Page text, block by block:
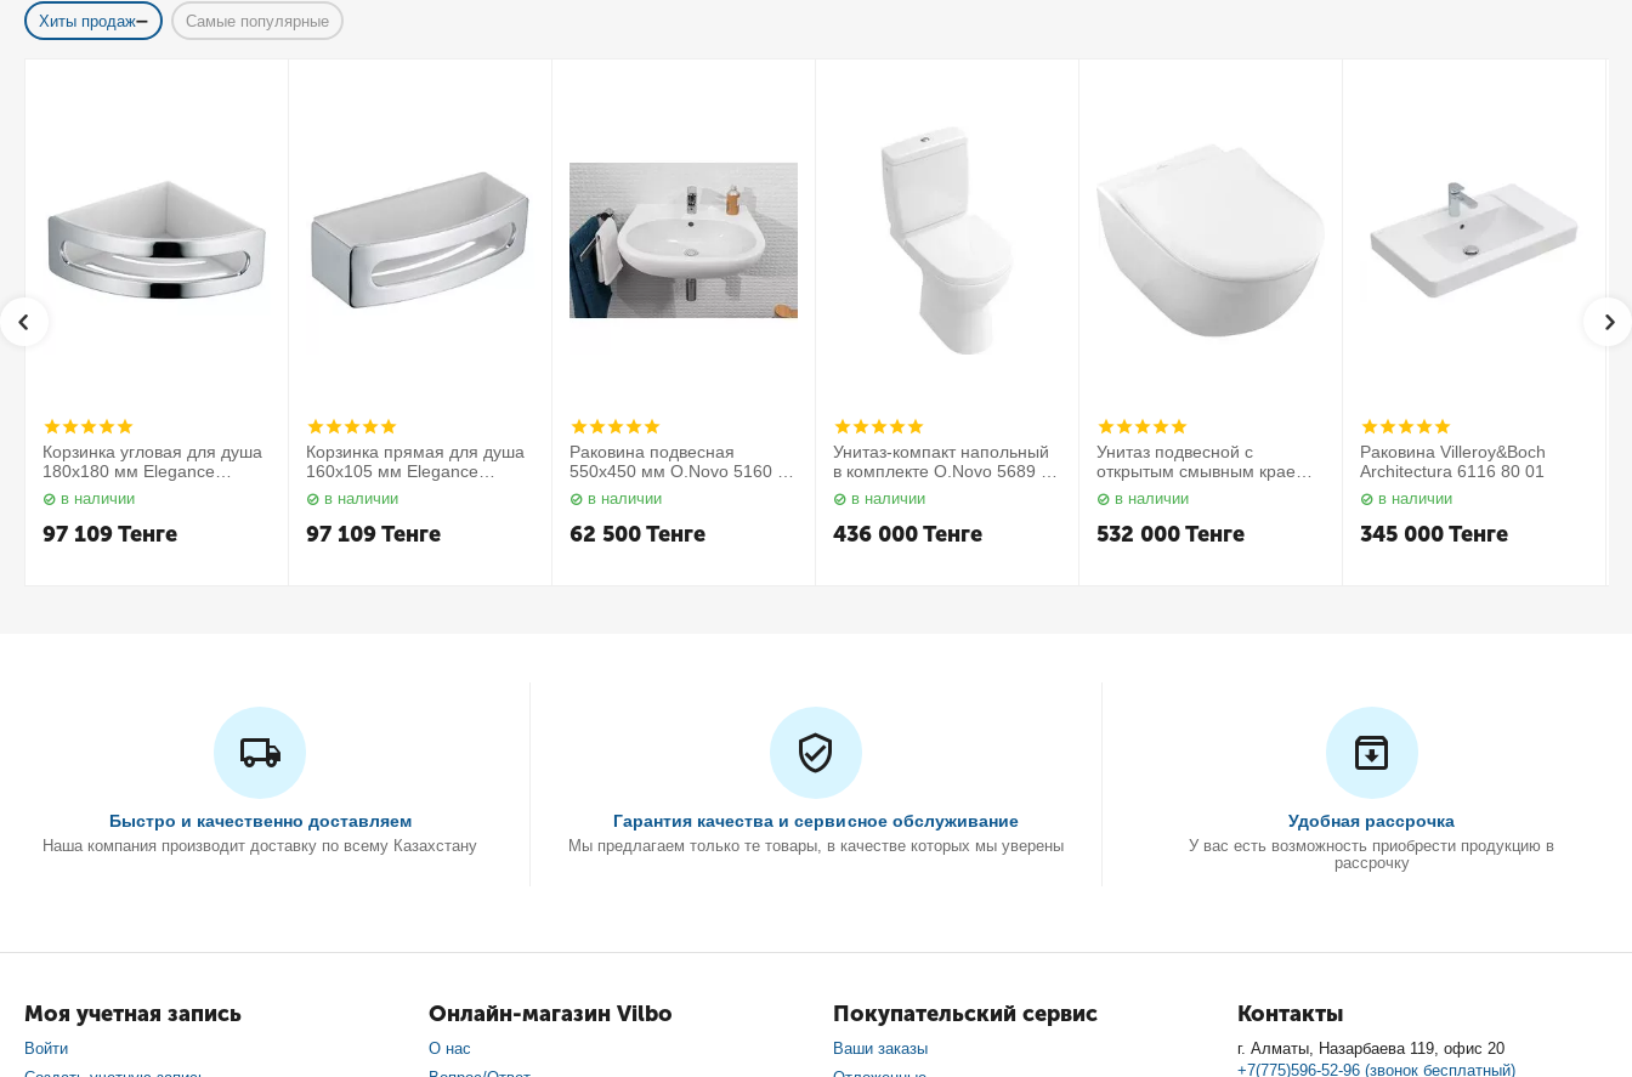
Хиты продаж Самые популярные
Корзинка угловая для душа
180х180 мм Elegance
11657010000 Keuco
в наличии
97 109Тенге
Корзинка прямая для душа
160х105 мм Elegance
11658010000 Keuco
в наличии
97 109Тенге
Раковина подвесная
550х450 мм O.Novo 5160 55
01 Villeroy&Boch
в наличии
62 500Тенге
Унитаз-компакт напольный
в комплекте O.Novo 5689 10
01 Villeroy&Boch
в наличии
436 000Тенге
Унитаз подвесной с
открытым смывным краем в
комплекте с сиденьем
Subway 2.0 5614 R2 01
Villeroy&Boch
в наличии
532 000Тенге
Раковина Villeroy&Boch
Architectura 6116 80 01
в наличии
345 000Тенге
Быстро и качественно доставляем
Наша компания производит доставку по всему Казахстану
Гарантия качества и сервисное обслуживание
Мы предлагаем только те товары, в качестве которых мы уверены
Удобная рассрочка
У вас есть возможность приобрести продукцию в
рассрочку
Моя учетная запись
Войти
Онлайн-магазин Vilbo
О нас
Покупательский сервис
Ваши заказы
Контакты
г. Алматы, Назарбаева 119, офис 20
+7(775)596-52-96 (звонок бесплатный)